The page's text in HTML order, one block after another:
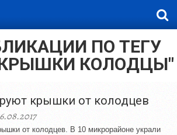
ПО ТЕГУ
КОЛОДЦЫ"
крышки от колодцев
от колодцев. В 10 микрорайоне украли